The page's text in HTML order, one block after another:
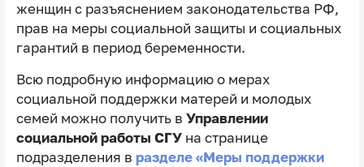
женщин с разъяснением законодательства РФ,
прав на меры социальной защиты и социальных
гарантий в период беременности.
Всю подробную информацию о мерах
социальной поддержки матерей и молодых
семей можно получить в Управлении
социальной работы СГУна странице
подразделения в разделе «Меры поддержки